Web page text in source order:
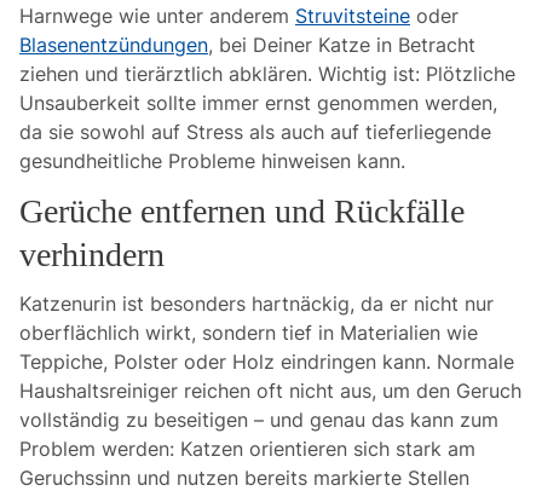
Harnwege wie unter anderem Struvitsteine oder
Blasenentzündungen, bei Deiner Katze in Betracht
ziehen und tierärztlich abklären. Wichtig ist: Plötzliche
Unsauberkeit sollte immer ernst genommen werden,
da sie sowohl auf Stress als auch auf tieferliegende
gesundheitliche Probleme hinweisen kann.
Gerüche entfernen und Rückfälle
verhindern
Katzenurin ist besonders hartnäckig, da er nicht nur
oberflächlich wirkt, sondern tief in Materialien wie
Teppiche, Polster oder Holz eindringen kann. Normale
Haushaltsreiniger reichen oft nicht aus, um den Geruch
vollständig zu beseitigen – und genau das kann zum
Problem werden: Katzen orientieren sich stark am
Geruchssinn und nutzen bereits markierte Stellen